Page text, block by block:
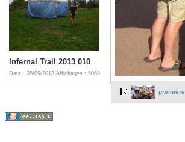
Infernal Trail 2013 010
Date : 08/09/2013 Affichages : 5069
première